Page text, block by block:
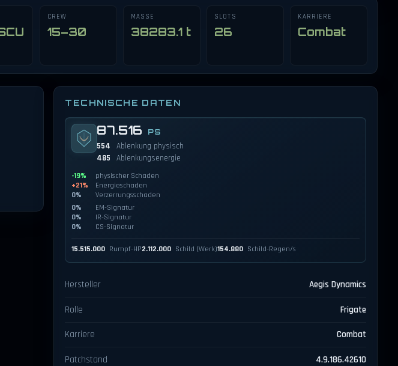
CREW
15–30
MASSE
38283.1 t
SLOTS
26
KARRIERE
Combat
TECHNISCHE DATEN
87.516 PS
554
Ablenkung physisch
485
Ablenkungsenergie
-19%
physischer Schaden
+21%
Energieschaden
0%
Verzerrungsschaden
0%
EM-Signatur
0%
IR-Signatur
0%
CS-Signatur
15.515.000 Rumpf-HP2.112.000 Schild (Werk)154.880 Schild-Regen/s
Hersteller Aegis Dynamics
Rolle Frigate
Karriere Combat
Patchstand 4.9.186.42610